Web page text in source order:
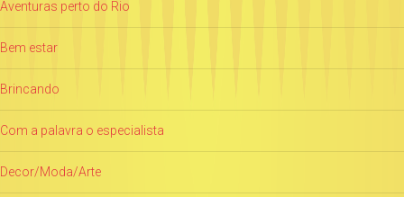
Aventuras perto do Rio
Bem estar
Brincando
Com a palavra o especialista
Decor/Moda/Arte